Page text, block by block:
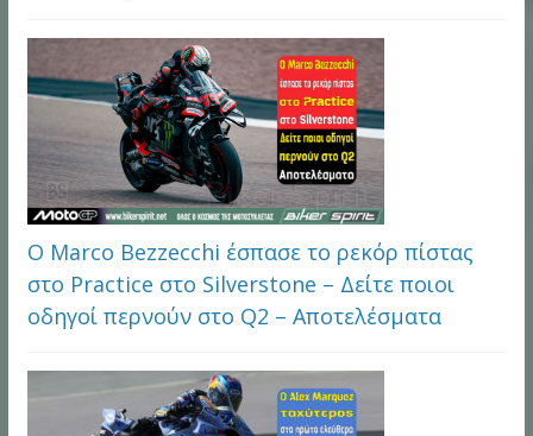
Ο Marco Bezzecchi έσπασε το ρεκόρ πίστας
στο Practice στο Silverstone – Δείτε ποιοι
οδηγοί περνούν στο Q2 – Αποτελέσματα